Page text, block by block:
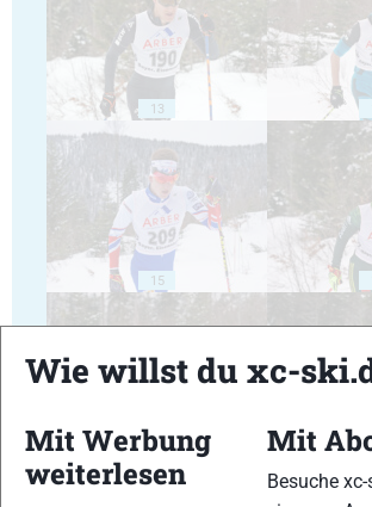
13
15
17
Wie willst du xc-
Mit Werbung
weiterlesen
Mit
Besuche